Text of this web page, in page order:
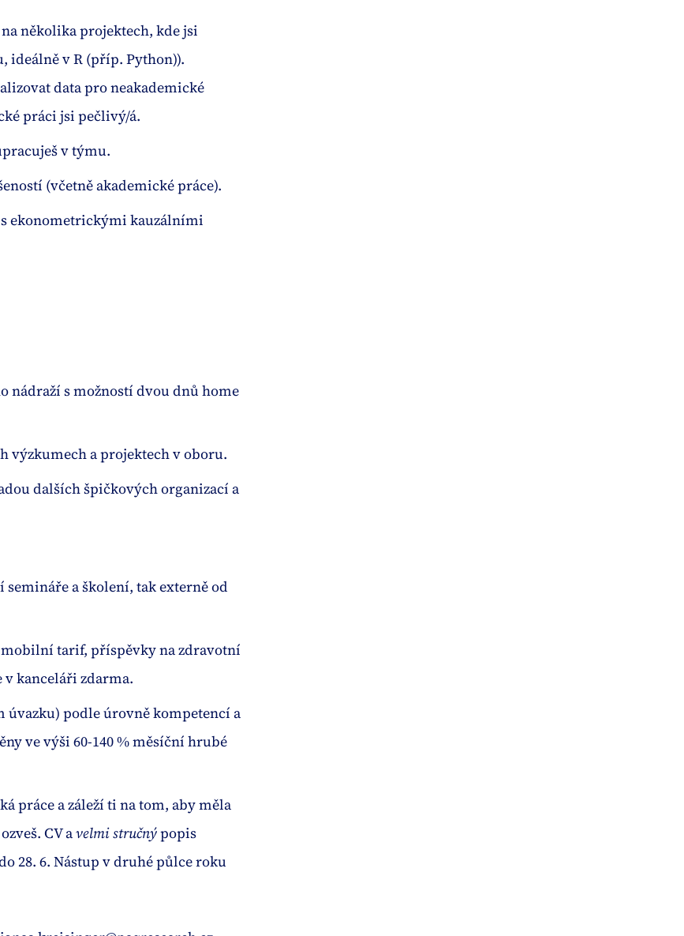
několika projektech, kde jsi
ideálně v R (příp. Python)).
data pro neakademické
práci jsi pečlivý/á.
v týmu.
(včetně akademické práce).
ekonometrickými kauzálními
nádraží s možností dvou dnů home
výzkumech a projektech v oboru.
dalších špičkových organizací a
a školení, tak externě od
tarif, příspěvky na zdravotní
v kanceláři zdarma.
úvazku) podle úrovně kompetencí a
ve výši 60-140 % měsíční hrubé
práce a záleží ti na tom, aby měla
​CV avelmi stručnýpopis
28. 6. Nástup v druhé půlce roku